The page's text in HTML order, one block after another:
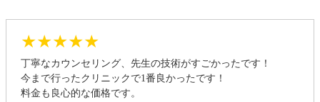
★★★★★
丁寧なカウンセリング、先生の技術がすごかったです！
今まで行ったクリニックで1番良かったです！
料金も良心的な価格です。